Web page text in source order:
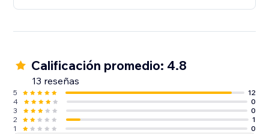
Calificación promedio: 4.8
13 reseñas
5
12
4
0
3
0
2
1
1
0